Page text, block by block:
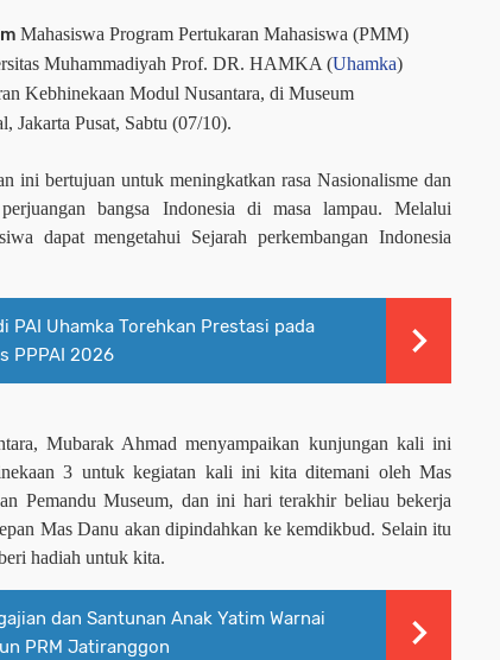
Mahasiswa Program Pertukaran Mahasiswa (PMM)
Muhammadiyah Prof. DR. HAMKA (Uhamka)
Kebhinekaan Modul Nusantara, di Museum
Jakarta Pusat, Sabtu (07/10).
ini bertujuan untuk meningkatkan rasa Nasionalisme dan
bangsa Indonesia di masa lampau. Melalui
dapat mengetahui Sejarah perkembangan Indonesia
PAI Uhamka Torehkan Prestasi pada
PPPAI 2026
Mubarak Ahmad menyampaikan kunjungan kali ini
3 untuk kegiatan kali ini kita ditemani oleh Mas
Pemandu Museum, dan ini hari terakhir beliau bekerja
Mas Danu akan dipindahkan ke kemdikbud. Selain itu
hadiah untuk kita.
dan Santunan Anak Yatim Warnai
PRM Jatiranggon